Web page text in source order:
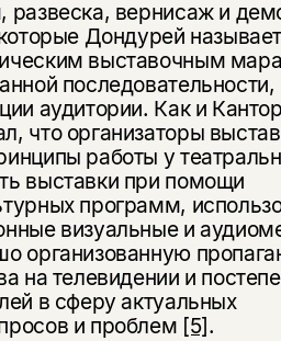
развеска, вернисаж и
Дондурей
выставочным
последовательности,
аудитории. Как и
что организаторы
работы у
выставки при помощи
программ,
визуальные и
организованную
на телевидении и
в сферу актуальных
и проблем [5].